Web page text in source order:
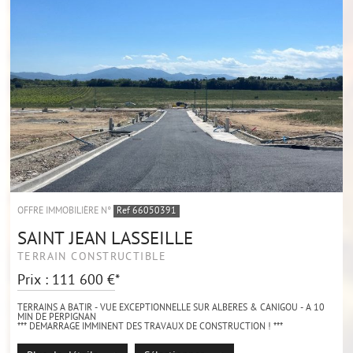
OFFRE IMMOBILIÈRE N° Ref 66050391
SAINT JEAN LASSEILLE
TERRAIN CONSTRUCTIBLE
Prix : 111 600 €*
TERRAINS A BATIR - VUE EXCEPTIONNELLE SUR ALBERES & CANIGOU - A 10
MIN DE PERPIGNAN
*** DEMARRAGE IMMINENT DES TRAVAUX DE CONSTRUCTION ! ***
À vendre sur la charmante commune de Saint-Jean-Lasseille, terrains à bâtir